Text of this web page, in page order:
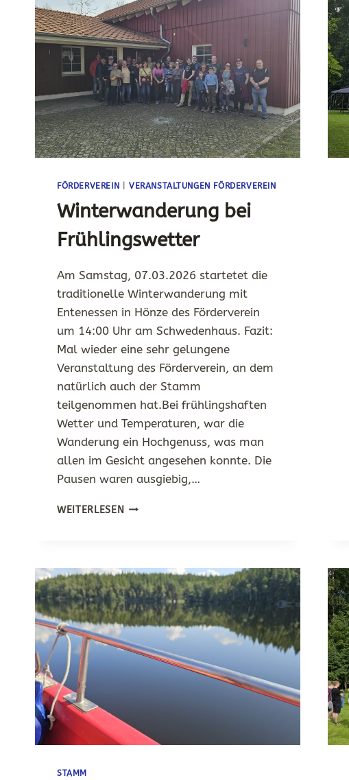
FÖRDERVEREIN VERANSTALTUNGEN FÖRDERVEREIN
Winterwanderung bei
Frühlingswetter
Am Samstag, 07.03.2026 startetet die
traditionelle Winterwanderung mit
Entenessen in Hönze des Förderverein
um 14:00 Uhr am Schwedenhaus. Fazit:
Mal wieder eine sehr gelungene
Veranstaltung des Förderverein, an dem
natürlich auch der Stamm
teilgenommen hat.Bei frühlingshaften
Wetter und Temperaturen, war die
Wanderung ein Hochgenuss, was man
allen im Gesicht angesehen konnte. Die
Pausen waren ausgiebig,…
WEITERLESENWINTERWANDERUNG
STAMM